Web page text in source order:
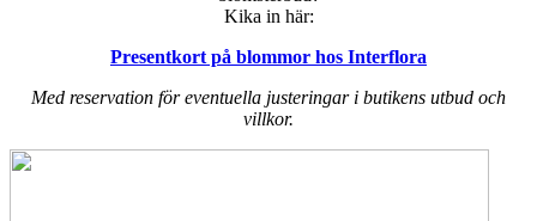
Kika in här:
Presentkort på blommor hos Interflora
Med reservation för eventuella justeringar i butikens utbud och
villkor.